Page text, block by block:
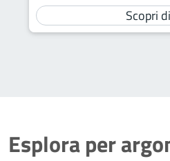
Scopri
Esplora per